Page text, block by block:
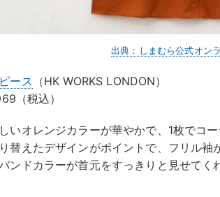
出典：しまむら公式オン
ース （HK WORKS LONDON）
（税込）
いオレンジカラーが華やかで、1枚でコ
替えたデザインがポイントで、フリル
ンドカラーが首元をすっきりと見せてく